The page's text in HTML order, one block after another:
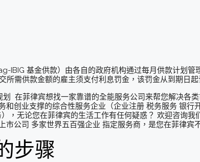
IBIG 基金供款）由各自的政府机构通过每月供款计划管
需供款金额的雇主须支付利息罚金，该罚金从到期日起
在菲律宾想找一家靠谱的全能服务公司来帮您解决各
创业支撑的综合性服务企业（企业注册 税务服务 银行
，无论您在菲律宾的生活工作有任何疑惑？ 欢迎咨询我
公司 多家世界五百强企业 指定服务商，是您在菲律宾
步骤